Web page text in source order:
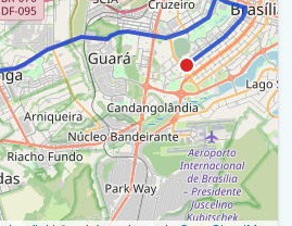
Eqnp 01-05 / Ra Ix